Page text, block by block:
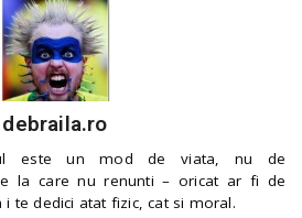
debraila.ro
este un mod de viata, nu de
la care nu renunti – oricat ar fi de
te dedici atat fizic, cat si moral.